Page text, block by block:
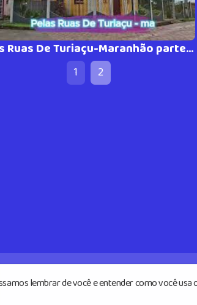
Pelas Ruas De Turiaçu-Maranhão parte #03
1 2
lembrar de você e entender como você